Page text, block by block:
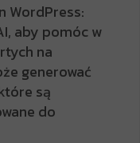
WordPress:
aby pomóc w
na
generować
są
do